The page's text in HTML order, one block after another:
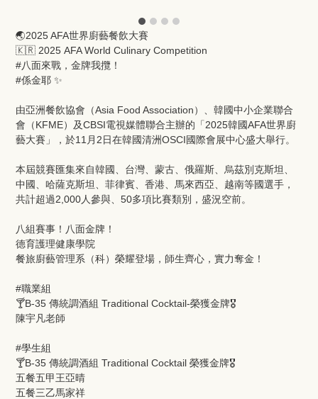
🌏2025 AFA世界廚藝餐飲大賽
🇰🇷 2025 AFA World Culinary Competition
#八面來戰，金牌我攬！
#係金耶 ✨
由亞洲餐飲協會（Asia Food Association）、韓國中小企業聯合
會（KFME）及CBSI電視媒體聯合主辦的「2025韓國AFA世界廚
藝大賽」，於11月2日在韓國清洲OSCI國際會展中心盛大舉行。
本屆競賽匯集來自韓國、台灣、蒙古、俄羅斯、烏茲別克斯坦、
中國、哈薩克斯坦、菲律賓、香港、馬來西亞、越南等國選手，
共計超過2,000人參與、50多項比賽類別，盛況空前。
八組賽事！八面金牌！
德育護理健康學院
餐旅廚藝管理系（科）榮耀登場，師生齊心，實力奪金！
#職業組
🍸B-35 傳統調酒組 Traditional Cocktail-榮獲金牌🎖️
陳宇凡老師
#學生組
🍸B-35 傳統調酒組 Traditional Cocktail 榮獲金牌🎖️
五餐五甲王亞晴
五餐三乙馬家祥